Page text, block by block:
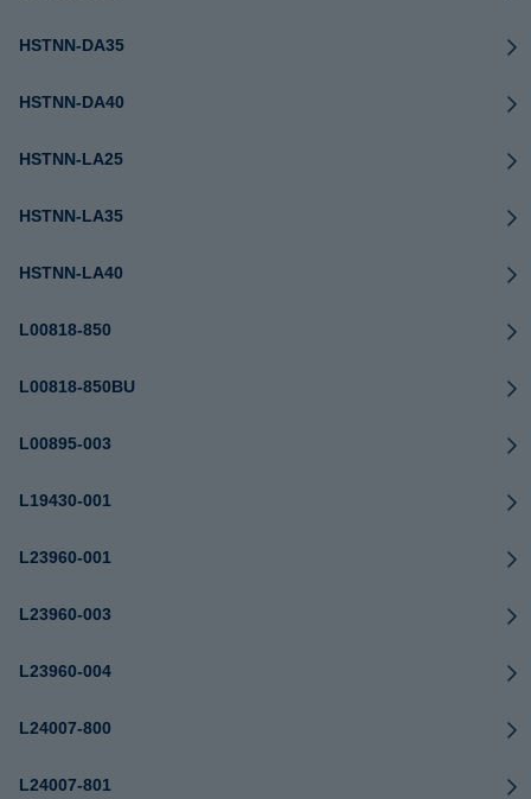
HSTNN-DA35
HSTNN-DA40
HSTNN-LA25
HSTNN-LA35
HSTNN-LA40
L00818-850
L00818-850BU
L00895-003
L19430-001
L23960-001
L23960-003
L23960-004
L24007-800
L24007-801